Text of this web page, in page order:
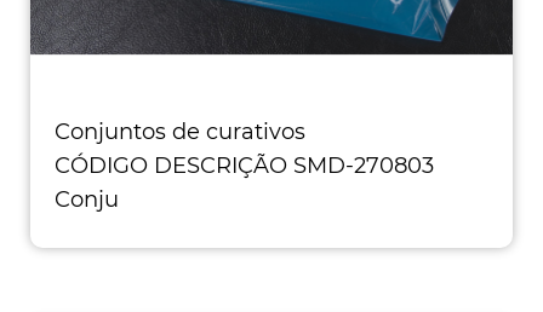
Conjuntos de curativos
CÓDIGO DESCRIÇÃO SMD-270803
Conju